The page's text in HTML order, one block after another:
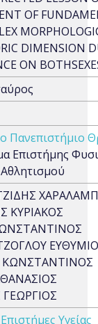
OF
DIMENSION
ON
Πανεπιστήμιο
Επιστήμης
ΚΥΡΙΑΚΟΣ
Υγείας